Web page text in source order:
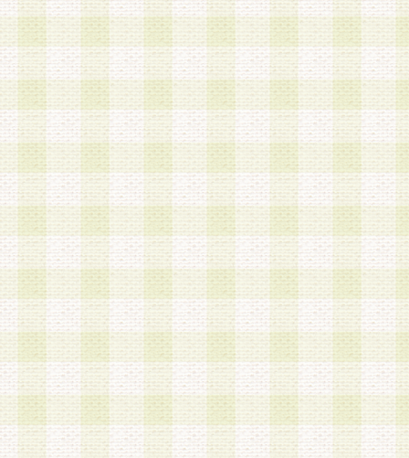
いかなる虚偽の申告をも行ってはならないものと
4.会員は、複数のログインＩＤおよびパスワード
いものとします。
第4条 ログインIDおよびパスワードの管理
1.会員は、会員登録後、本サイト内にて本サービ
加する際には、前条に基づき当社から付与された
スワードを使用するものとします。
2.登録の際に当社が付与したログインIDおよびパ
の使用に関しては、全て会員本人がその責任を負
3.会員は、当社から付与されたログインIDおよび
貸与、名義変更、売買その他形態を問わず第三者
ならないものとします。
4.当社は、会員によるログインIDおよびパスワー
盗用など第三者の利用に伴う損害の発生について
き事由の有無、その他原因の如何を問わず、一切
のとします。